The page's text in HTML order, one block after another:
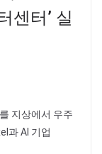
센터’ 실
지상에서 우주
과 AI 기업